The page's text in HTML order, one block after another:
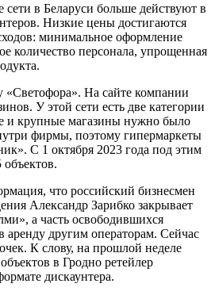
сети в Беларуси больше действуют в
Низкие цены достигаются
минимальное оформление
количество персонала, упрощенная
«Светофора». На сайте компании
У этой сети есть две категории
и крупные магазины нужно было
фирмы, поэтому гипермаркеты
С 1 октября 2023 года под этим
объектов.
что российский бизнесмен
Александр Зарибко закрывает
а часть освободившихся
аренду другим операторам. Сейчас
К слову, на прошлой неделе
в Гродно ретейлер
дискаунтера.